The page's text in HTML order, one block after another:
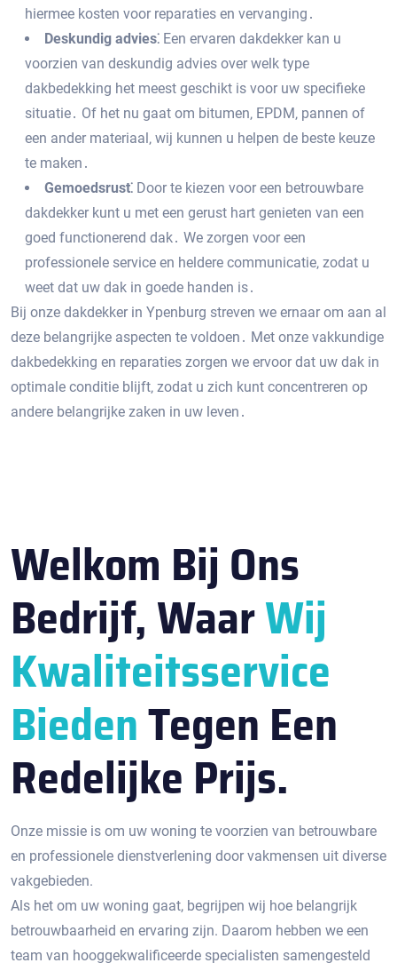
hiermee kosten voor reparaties en vervanging․
Deskundig advies⁚ Een ervaren dakdekker kan u
voorzien van deskundig advies over welk type
dakbedekking het meest geschikt is voor uw specifieke
situatie․ Of het nu gaat om bitumen‚ EPDM‚ pannen of
een ander materiaal‚ wij kunnen u helpen de beste keuze
te maken․
Gemoedsrust⁚ Door te kiezen voor een betrouwbare
dakdekker kunt u met een gerust hart genieten van een
goed functionerend dak․ We zorgen voor een
professionele service en heldere communicatie‚ zodat u
weet dat uw dak in goede handen is․
Bij onze dakdekker in Ypenburg streven we ernaar om aan al
deze belangrijke aspecten te voldoen․ Met onze vakkundige
dakbedekking en reparaties zorgen we ervoor dat uw dak in
optimale conditie blijft‚ zodat u zich kunt concentreren op
andere belangrijke zaken in uw leven․
Welkom Bij Ons
Bedrijf, WaarWij
Kwaliteitsservice
BiedenTegen Een
Redelijke Prijs.
Onze missie is om uw woning te voorzien van betrouwbare
en professionele dienstverlening door vakmensen uit diverse
vakgebieden.
Als het om uw woning gaat, begrijpen wij hoe belangrijk
betrouwbaarheid en ervaring zijn. Daarom hebben we een
team van hooggekwalificeerde specialisten samengesteld